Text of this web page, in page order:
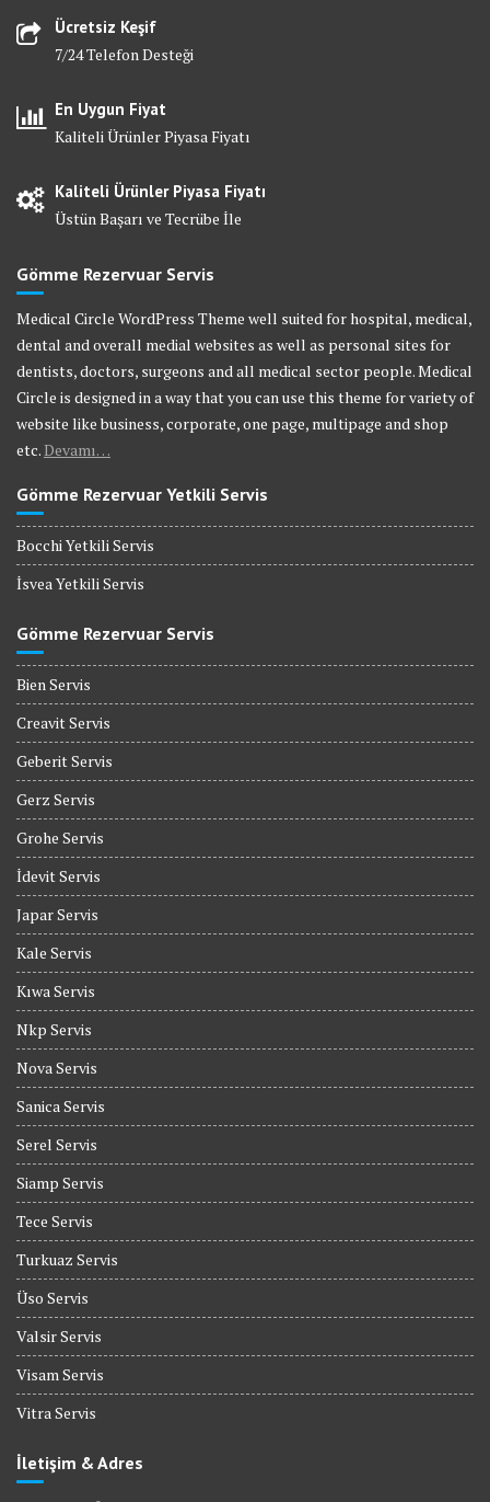
Ücretsiz Keşif
7/24 Telefon Desteği
En Uygun Fiyat
Kaliteli Ürünler Piyasa Fiyatı
Kaliteli Ürünler Piyasa Fiyatı
Üstün Başarı ve Tecrübe İle
Gömme Rezervuar Servis
Medical Circle WordPress Theme well suited for hospital, medical,
dental and overall medial websites as well as personal sites for
dentists, doctors, surgeons and all medical sector people. Medical
Circle is designed in a way that you can use this theme for variety of
website like business, corporate, one page, multipage and shop
etc. Devamı…
Gömme Rezervuar Yetkili Servis
Bocchi Yetkili Servis
İsvea Yetkili Servis
Gömme Rezervuar Servis
Bien Servis
Creavit Servis
Geberit Servis
Gerz Servis
Grohe Servis
İdevit Servis
Japar Servis
Kale Servis
Kıwa Servis
Nkp Servis
Nova Servis
Sanica Servis
Serel Servis
Siamp Servis
Tece Servis
Turkuaz Servis
Üso Servis
Valsir Servis
Visam Servis
Vitra Servis
İletişim & Adres